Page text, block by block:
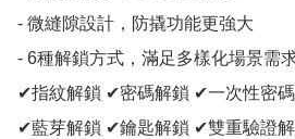
- 微縫隙設計，防撬功能更強大
- 6種解鎖方式，滿足多樣化場景需
✔指紋解鎖 ✔密碼解鎖 ✔一次性密碼
✔藍芽解鎖 ✔鑰匙解鎖 ✔雙重驗證